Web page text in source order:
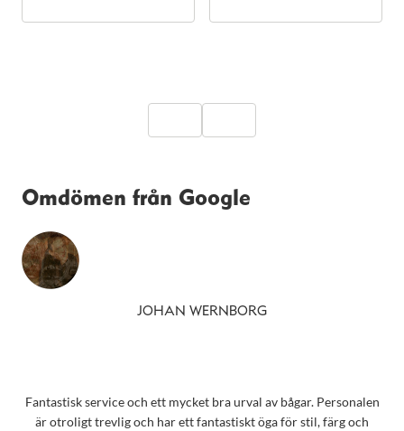
Omdömen från Google
JOHAN WERNBORG
Fantastisk service och ett mycket bra urval av bågar. Personalen
är otroligt trevlig och har ett fantastiskt öga för stil, färg och